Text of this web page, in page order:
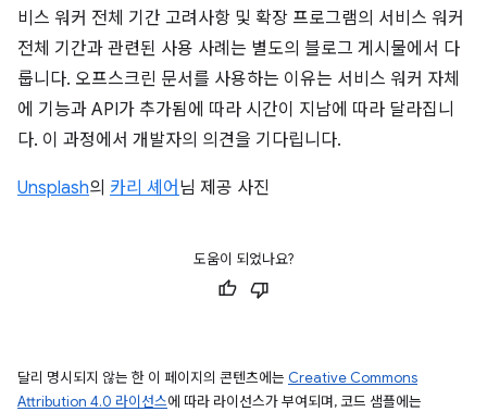
비스 워커 전체 기간 고려사항 및 확장 프로그램의 서비스 워커
전체 기간과 관련된 사용 사례는 별도의 블로그 게시물에서 다
룹니다. 오프스크린 문서를 사용하는 이유는 서비스 워커 자체
에 기능과 API가 추가됨에 따라 시간이 지남에 따라 달라집니
다. 이 과정에서 개발자의 의견을 기다립니다.
Unsplash의 카리 셰어 님 제공 사진
도움이 되었나요?
달리 명시되지 않는 한 이 페이지의 콘텐츠에는 Creative Commons
Attribution 4.0 라이선스에 따라 라이선스가 부여되며, 코드 샘플에는